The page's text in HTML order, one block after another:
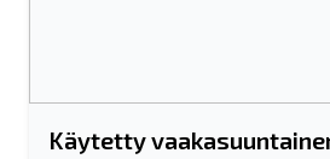
Käytetty